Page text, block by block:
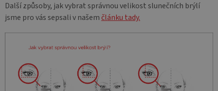
Další způsoby, jak vybrat správnou velikost slunečních brýlí
jsme pro vás sepsali v našemčlánku tady.